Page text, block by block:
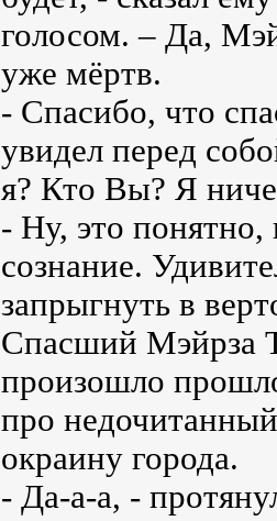
голосом. – Да,
уже мёртв.
- Спасибо, что
увидел перед
я? Кто Вы? Я
- Ну, это понятно,
сознание.
запрыгнуть в
Спасший Мэйрза
произошло
про
окраину города.
- Да-а-а, -